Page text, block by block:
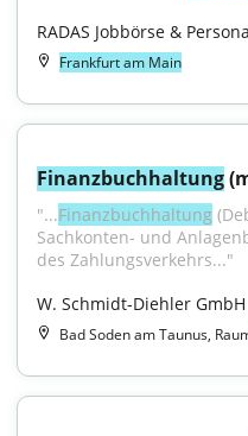
RADAS Jobbörse &
Frankfurt am Main
Finanzbuchhaltung
"...Finanzbuchhaltung
Sachkonten- und
des Zahlungsverkehrs..."
W. Schmidt-Diehler GmbH
Bad Soden am Taunus,